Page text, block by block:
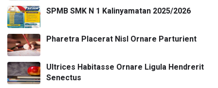
SPMB SMK N 1 Kalinyamatan 2025/2026
Pharetra Placerat Nisl Ornare Parturient
Ultrices Habitasse Ornare Ligula Hendrerit
Senectus